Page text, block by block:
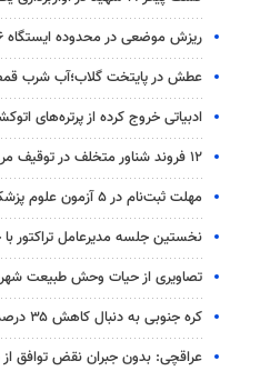
ریزش موضعی در محدوده ایستگاه A۶ متروی قم مهار شد
عطش در پایتخت گلاب؛آب شرب
ادبیاتی خروج کرده از پرتره‌های
۱۲ فروند شناور متخلف در توقیف مرزبانان بندرعباس
مهلت ثبت‌نام در ۵ آزمون علوم پزشکی دوباره تمدید شد
نخستین جلسه مدیرعامل تراکتور با
تصاویری از حیات وحش طبیعت
کره جنوبی به دنبال کاهش ۳۵ درصدی مسیر دریایی به اروپا
عراقچی: بدون جبران نقض توافق از